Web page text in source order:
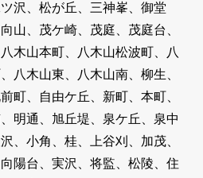
沢、松が丘、三神峯、御堂
山、茂ケ崎、茂庭、茂庭台、
木山本町、八木山松波町、八
八木山東、八木山南、柳生、
町、自由ケ丘、新町、本町、
明通、旭丘堤、泉ケ丘、泉中
、小角、桂、上谷刈、加茂、
陽台、実沢、将監、松陵、住